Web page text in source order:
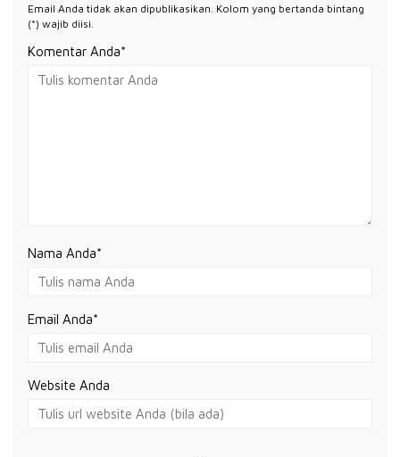
Email Anda tidak akan dipublikasikan. Kolom yang bertanda bintang
(*) wajib diisi.
Komentar Anda*
Nama Anda*
Email Anda*
Website Anda